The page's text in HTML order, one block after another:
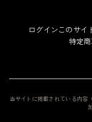
ログインこのサイ
特定
当サイトに掲載されている内容